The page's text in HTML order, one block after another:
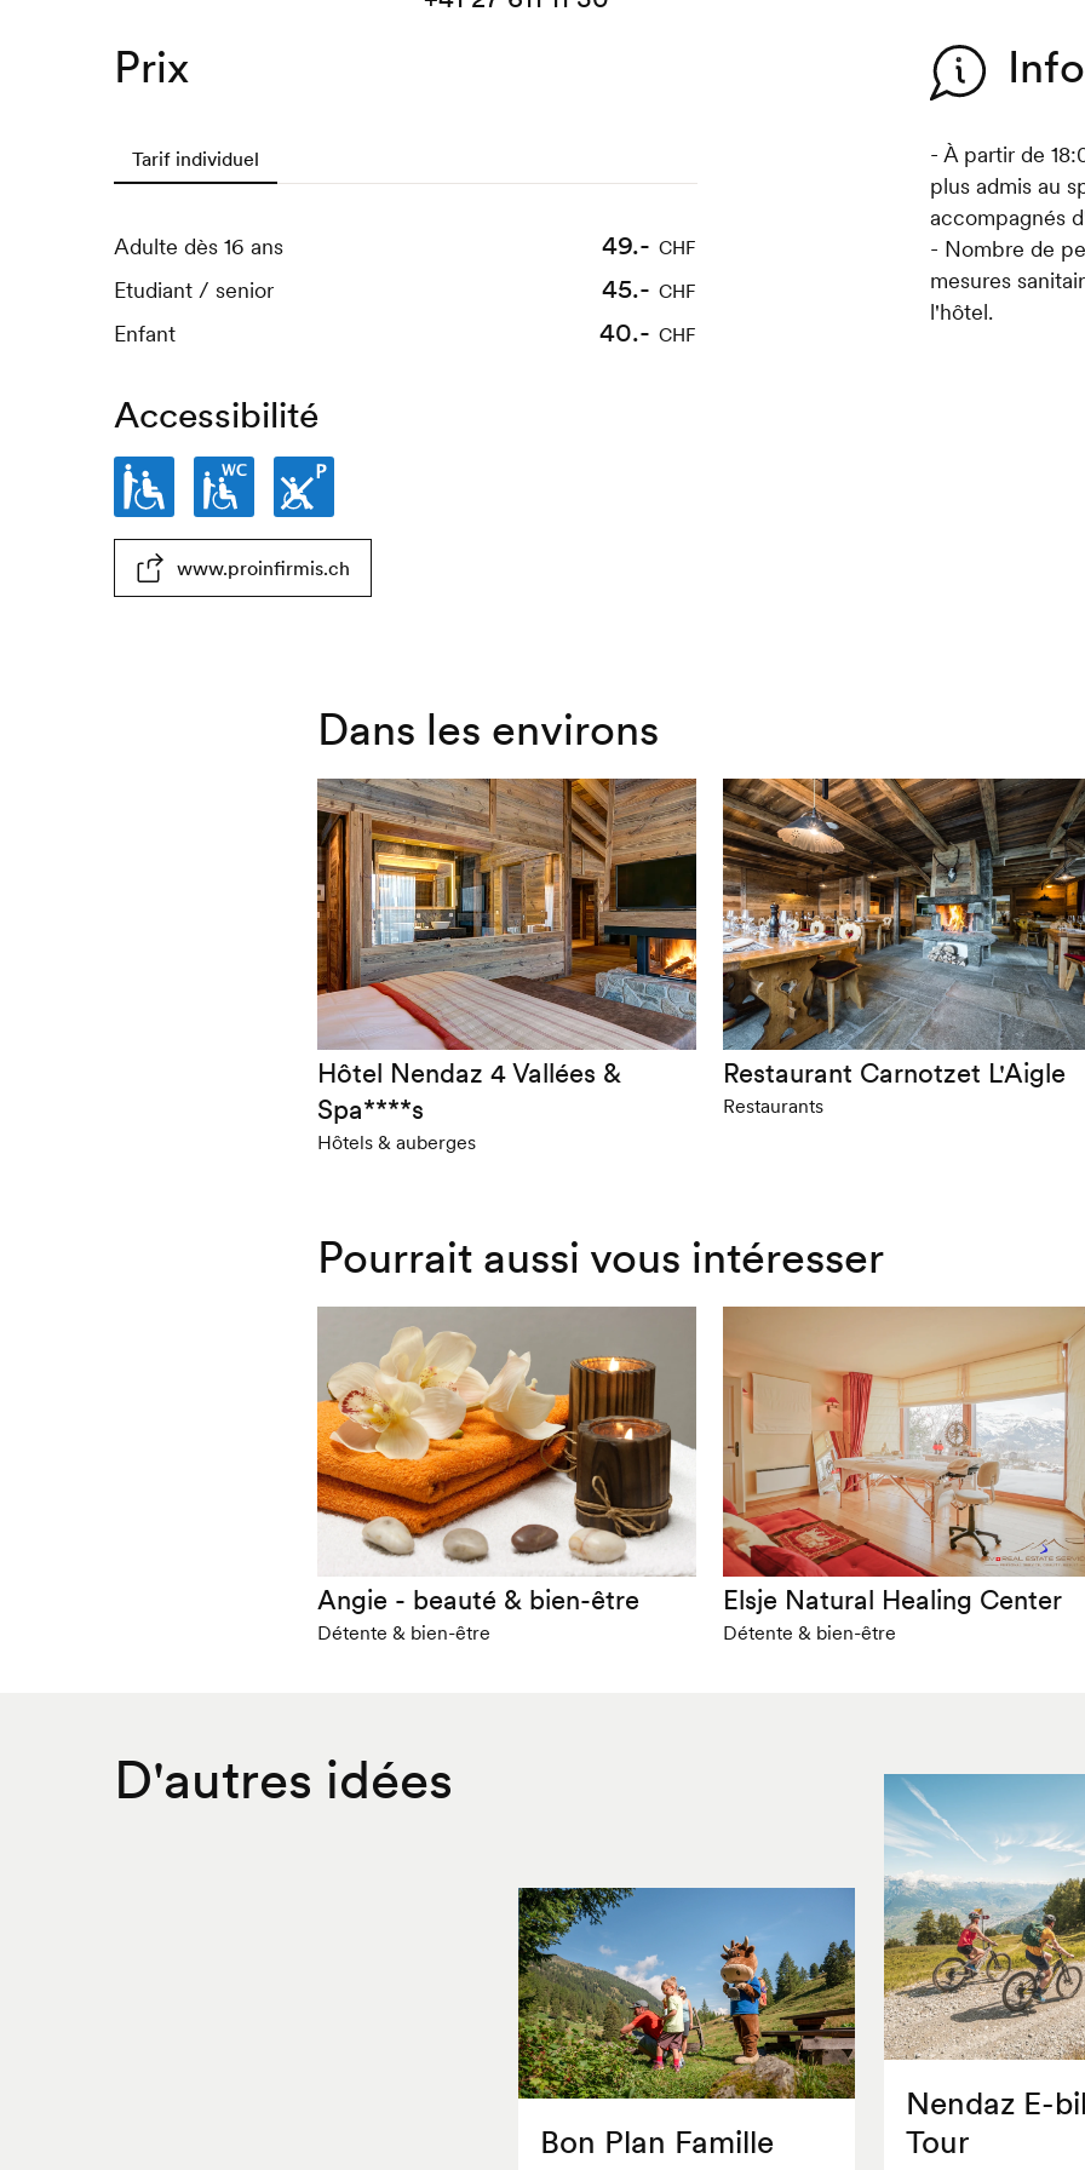
Prix
Tarif individuel
Adulte dès 16 ans 49.- CHF
Etudiant / senior 45.- CHF
Enfant 40.- CHF
- À partir de
plus admis au
accompagnés
- Nombre de
mesures
l'hôtel.
Accessibilité
Partiellement
accessible
Toilettes
partiellement
Places
de
accessibles
fauteuil
roulant
www.proinfirmis.ch
Dans les environs
Hôtel Nendaz 4 Vallées &
Spa****s
Hôtels & auberges
Restaurant Carnotzet L'Aigle
Restaurants
Pourrait aussi vous intéresser
Angie - beauté & bien-être
Détente & bien-être
Elsje Natural Healing Center
Détente & bien-être
D'autres idées
Bon Plan Famille
Nendaz E-
Tour